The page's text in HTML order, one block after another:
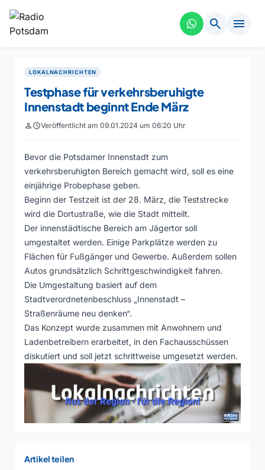
search menu
LOKALNACHRICHTEN
Testphase für verkehrsberuhigte
Innenstadt beginnt Ende März
personscheduleVeröffentlicht am 09.01.2024 um 06:20 Uhr
Bevor die Potsdamer Innenstadt zum
verkehrsberuhigten Bereich gemacht wird, soll es eine
einjährige Probephase geben.
Beginn der Testzeit ist der 28. März, die Teststrecke
wird die Dortustraße, wie die Stadt mitteilt.
Der innenstädtische Bereich am Jägertor soll
umgestaltet werden. Einige Parkplätze werden zu
Flächen für Fußgänger und Gewerbe. Außerdem sollen
Autos grundsätzlich Schrittgeschwindigkeit fahren.
Die Umgestaltung basiert auf dem
Stadtverordnetenbeschluss „Innenstadt –
Straßenräume neu denken“.
Das Konzept wurde zusammen mit Anwohnern und
Ladenbetreibern erarbeitet, in den Fachausschüssen
diskutiert und soll jetzt schrittweise umgesetzt werden.
Artikel teilen